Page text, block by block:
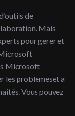
de
Mais
pour gérer et
Microsoft
les problèmeset à
Vous pouvez